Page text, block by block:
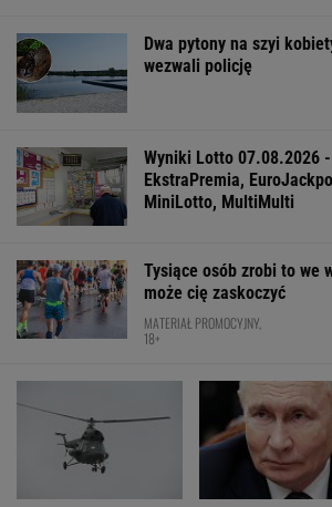
Dwa pytony na szyi
wezwali policję
Wyniki Lotto 07.08.2026
EkstraPremia,
MiniLotto, MultiMulti
Tysiące osób zrobi to we
może cię zaskoczyć
MATERIAŁ PROMOCYJNY,
18+